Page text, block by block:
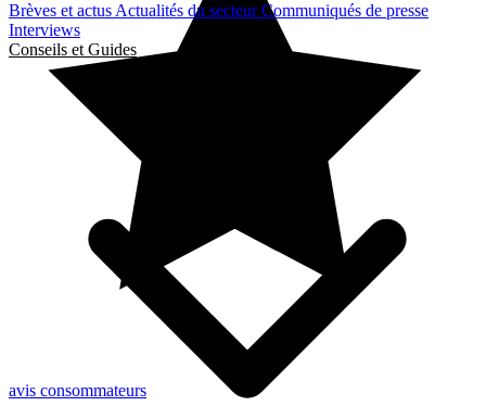
Brèves et actus Actualités du secteurCommuniqués de presse
Interviews
Conseils et Guides
avis consommateurs